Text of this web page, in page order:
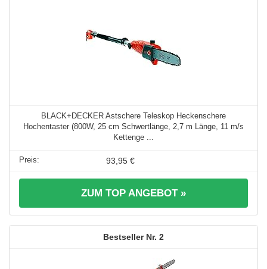
BLACK+DECKER Astschere Teleskop Heckenschere
Hochentaster (800W, 25 cm Schwertlänge, 2,7 m Länge, 11 m/s
Kettenge ...
93,95 €
ZUM TOP ANGEBOT »
2